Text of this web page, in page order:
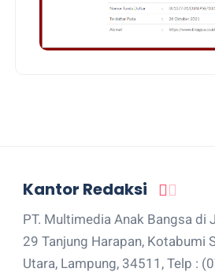
Kantor Redaksi
PT. Multimedia Anak Bangsa di
29 Tanjung Harapan, Kotabumi
Utara, Lampung, 34511, Telp :